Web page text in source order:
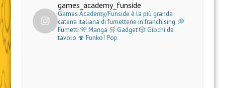
games_academy_funside
Games Academy/Funside è la più grande
catena italiana di fumetterie in franchising.💭
Fumetti 🎌 Manga 🛒 Gadget🎲 Giochi da
tavolo 🍄 Funko! Pop